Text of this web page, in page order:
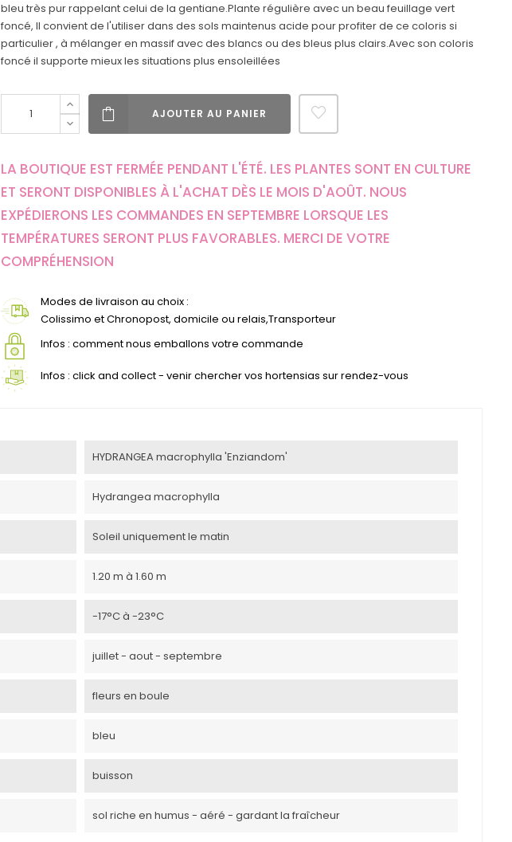
bleu très pur rappelant celui de la gentiane.Plante régulière avec un beau feuillage vert
foncé, Il convient de l'utiliser dans des sols maintenus acide pour profiter de ce coloris si
particulier , à mélanger en massif avec des blancs ou des bleus plus clairs.Avec son coloris
foncé il supporte mieux les situations plus ensoleillées
AJOUTER AU PANIER
LA BOUTIQUE EST FERMÉE PENDANT L'ÉTÉ. LES PLANTES SONT EN CULTURE
ET SERONT DISPONIBLES À L'ACHAT DÈS LE MOIS D'AOÛT. NOUS
EXPÉDIERONS LES COMMANDES EN SEPTEMBRE LORSQUE LES
TEMPÉRATURES SERONT PLUS FAVORABLES. MERCI DE VOTRE
COMPRÉHENSION
Modes de livraison au choix :
Colissimo et Chronopost, domicile ou relais,Transporteur
Infos : comment nous emballons votre commande
Infos : click and collect - venir chercher vos hortensias sur rendez-vous
HYDRANGEA macrophylla 'Enziandom'
Hydrangea macrophylla
Soleil uniquement le matin
1.20 m à 1.60 m
-17°C à -23°C
juillet - aout - septembre
fleurs en boule
bleu
buisson
sol riche en humus - aéré - gardant la fraîcheur